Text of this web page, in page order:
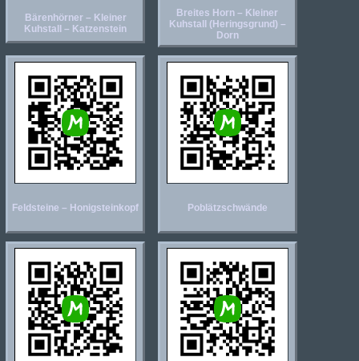
Bärenhörner – Kleiner
Kuhstall – Katzenstein
Breites Horn – Kleiner
Kuhstall (Heringsgrund) –
Dorn
Feldsteine – Honigsteinkopf Poblätzschwände